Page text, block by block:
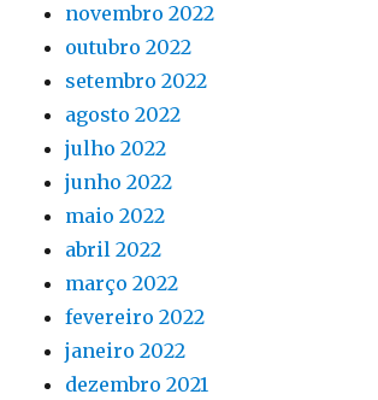
novembro 2022
outubro 2022
setembro 2022
agosto 2022
julho 2022
junho 2022
maio 2022
abril 2022
março 2022
fevereiro 2022
janeiro 2022
dezembro 2021